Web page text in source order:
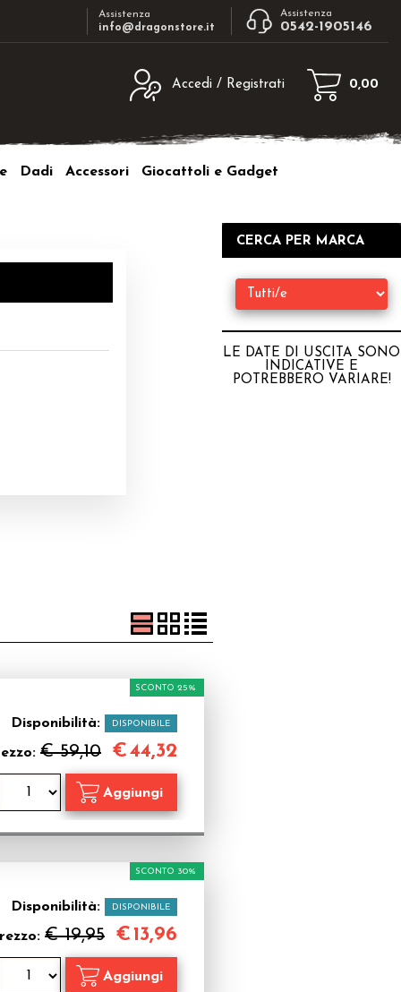
Assistenza
info@dragonstore.it
Assistenza
0542-1905146
Accedi / Registrati
e poi clicca sul
sito clicca sul pulsante "Registrati"
0,00
Dadi Accessori
Giocattoli e Gadget
Disponibilità: DISPONIBILE
€ 59,10
SCONTO 25%
€44,32
Disponibilità: DISPONIBILE
€ 19,95
SCONTO 30%
€13,96
CERCA PER MARCA
LE DATE DI USCITA SONO
INDICATIVE E
POTREBBERO VARIARE!